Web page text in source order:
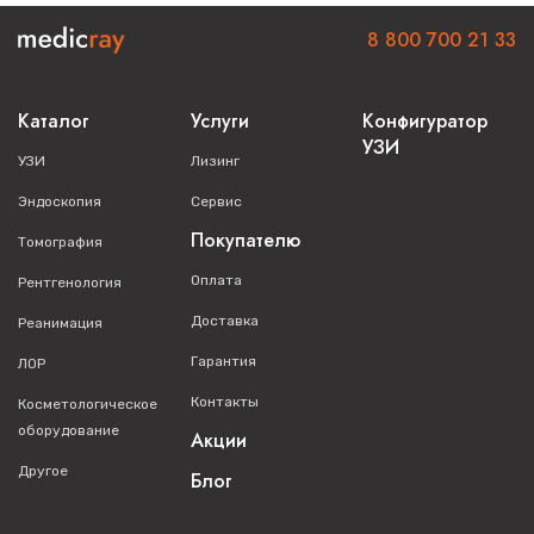
Технология подавления боковых лепестков
Эргономика и удобство
использования
Оптимальная балансировка для снижения усталости
покрытием
Гипоаллергенное покрытие, безопасное для пациентов
Усиленная изоляция кабеля с защитой от перегибов
Сниженное тепловыделение при длительной работе
Комплектация
Каталог
УЗИ
Эндоскопия
Томография
Рентгенология
Реанимация
ЛОР
Косметологическое
оборудование
Другое
Услуги
Лизинг
Сервис
Покупателю
Оплата
Доставка
Гарантия
Контакты
Акции
Блог
Конфигуратор
УЗИ
8 800 700 21 33